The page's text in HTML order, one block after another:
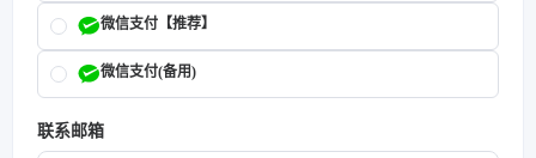
微信支付【推荐】
微信支付(备用)
联系邮箱